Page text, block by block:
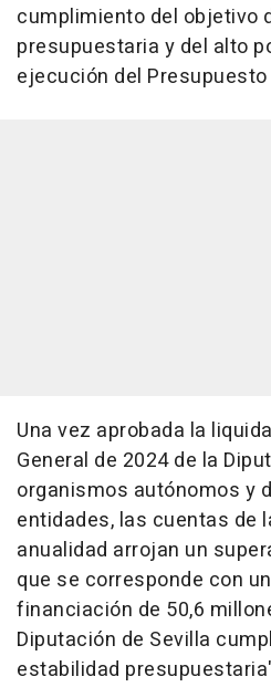
cumplimiento del objetivo
presupuestaria y del alto
ejecución del Presupuesto
Una vez aprobada la
General de 2024 de la
organismos autónomos y
entidades, las cuentas de
anualidad arrojan un
que se corresponde con
financiación de 50,6
Diputación de Sevilla
estabilidad